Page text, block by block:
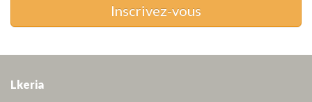
Inscrivez-vous
Lkeria